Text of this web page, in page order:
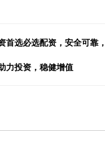
首选必选配资，安全可靠
力投资，稳健增值